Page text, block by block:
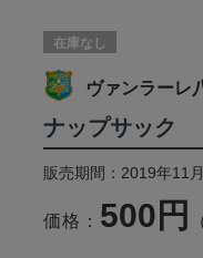
在庫なし
ヴァンラーレ
ナップサック
販売期間：2019年11
価格： 500円